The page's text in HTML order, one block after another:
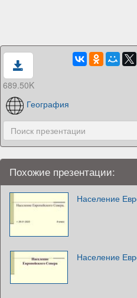
689.50K
География
Похожие презентации:
Население
Население